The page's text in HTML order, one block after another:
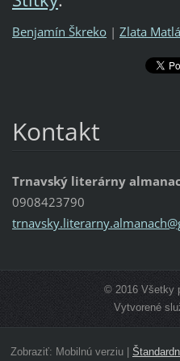
Benjamín Škreko | Zlata
Kontakt
Trnavský literárny
0908423790
trnavsky.literarny.alman
© 2016 Všetky
Vytvorené
Zobraziť: Mobilnú verziu|